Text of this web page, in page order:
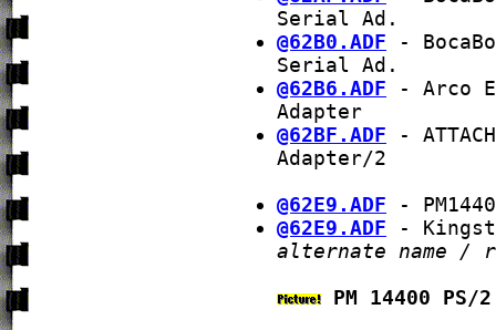
Serial Ad.
@62B0.ADF -
Serial Ad.
@62B6.ADF - Arco
Adapter
@62BF.ADF -
Adapter/2
@62E9.ADF -
@62E9.ADF -
alternate name /
PM 14400 PS/